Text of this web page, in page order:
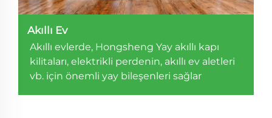
Akıllı Ev
Akıllı evlerde, Hongsheng Yay akıllı kapı
kilitaları, elektrikli perdenin, akıllı ev aletleri
vb. için önemli yay bileşenleri sağlar